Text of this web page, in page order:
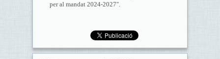
per al mandat 2024-2027".